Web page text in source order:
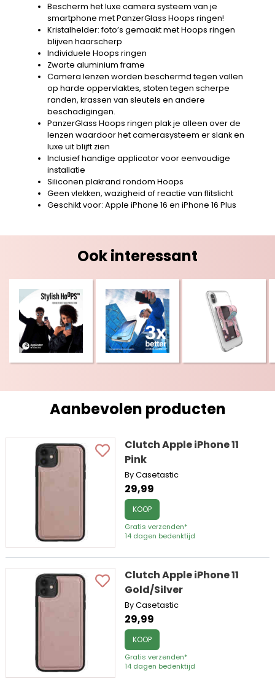
Bescherm het luxe camera systeem van je
smartphone met PanzerGlass Hoops ringen!
Kristalhelder: foto’s gemaakt met Hoops ringen
blijven haarscherp
Individuele Hoops ringen
Zwarte aluminium frame
Camera lenzen worden beschermd tegen vallen
op harde oppervlaktes, stoten tegen scherpe
randen, krassen van sleutels en andere
beschadigingen.
PanzerGlass Hoops ringen plak je alleen over de
lenzen waardoor het camerasysteem er slank en
luxe uit blijft zien
Inclusief handige applicator voor eenvoudige
installatie
Siliconen plakrand rondom Hoops
Geen vlekken, wazigheid of reactie van flitslicht
Geschikt voor: Apple iPhone 16 en iPhone 16 Plus
Ook interessant
Aanbevolen producten
Clutch Apple iPhone 11
Pink
By Casetastic
29,99
KOOP
Gratis verzenden*
14 dagen bedenktijd
Clutch Apple iPhone 11
Gold/Silver
By Casetastic
29,99
KOOP
Gratis verzenden*
14 dagen bedenktijd